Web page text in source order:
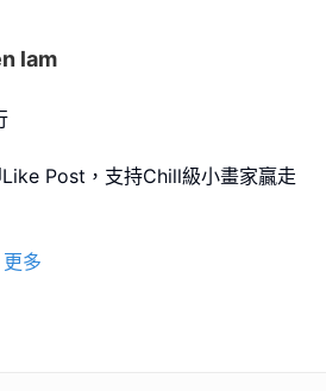
lam
Post，支持Chill級小畫家贏走
更多